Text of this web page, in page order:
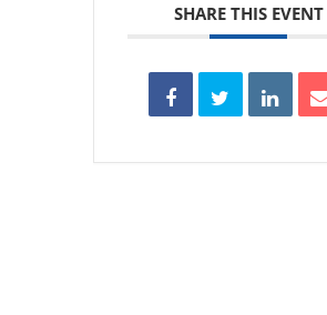
SHARE THIS EVENT